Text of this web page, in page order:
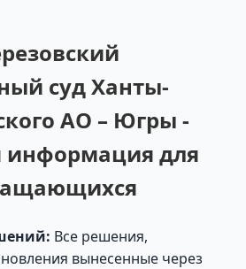
суд Ханты-
АО – Югры -
информация для
Все решения,
вынесенные через